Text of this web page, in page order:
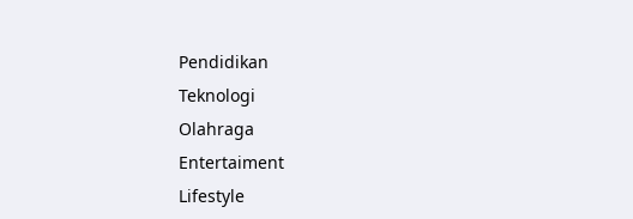
Pendidikan
Teknologi
Olahraga
Entertaiment
Lifestyle